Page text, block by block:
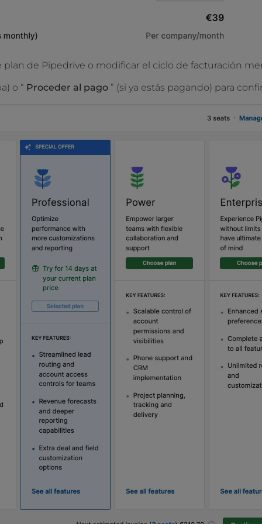
de Pipedrive o modificar el ciclo de facturación
o “ Proceder al pago” (si ya estás pagando) para